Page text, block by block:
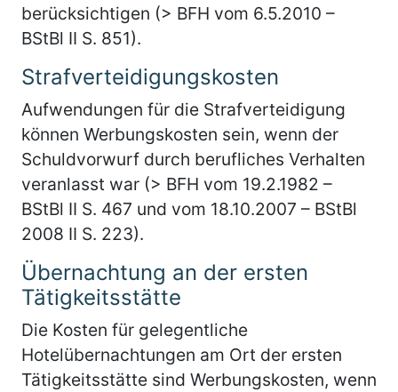
berücksichtigen (> BFH vom 6.5.2010 –
BStBl II S. 851).
Strafverteidigungskosten
Aufwendungen für die Strafverteidigung
können Werbungskosten sein, wenn der
Schuldvorwurf durch berufliches Verhalten
veranlasst war (> BFH vom 19.2.1982 –
BStBl II S. 467 und vom 18.10.2007 – BStBl
2008 II S. 223).
Übernachtung an der ersten
Tätigkeitsstätte
Die Kosten für gelegentliche
Hotelübernachtungen am Ort der ersten
Tätigkeitsstätte sind Werbungskosten, wenn